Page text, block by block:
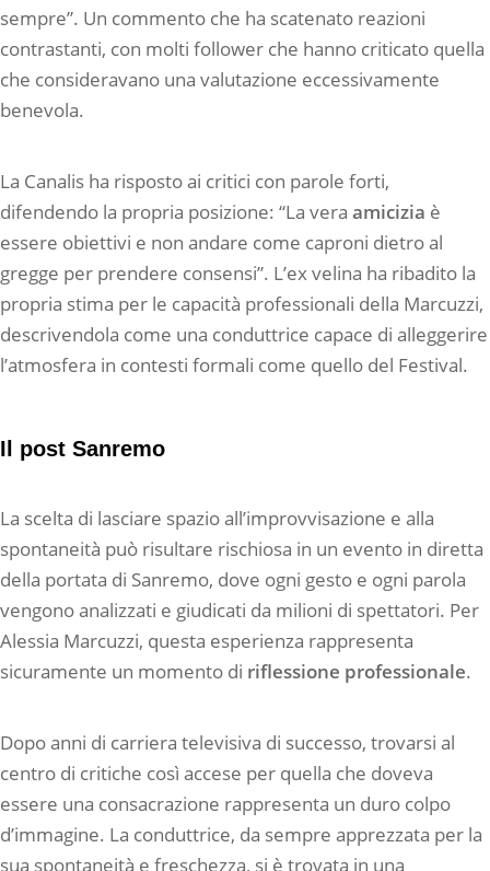
sempre”. Un commento che ha scatenato reazioni
contrastanti, con molti follower che hanno criticato quella
che consideravano una valutazione eccessivamente
benevola.
La Canalis ha risposto ai critici con parole forti,
difendendo la propria posizione: “La vera amicizia è
essere obiettivi e non andare come caproni dietro al
gregge per prendere consensi”. L’ex velina ha ribadito la
propria stima per le capacità professionali della Marcuzzi,
descrivendola come una conduttrice capace di alleggerire
l’atmosfera in contesti formali come quello del Festival.
Il post Sanremo
La scelta di lasciare spazio all’improvvisazione e alla
spontaneità può risultare rischiosa in un evento in diretta
della portata di Sanremo, dove ogni gesto e ogni parola
vengono analizzati e giudicati da milioni di spettatori. Per
Alessia Marcuzzi, questa esperienza rappresenta
sicuramente un momento di riflessione professionale.
Dopo anni di carriera televisiva di successo, trovarsi al
centro di critiche così accese per quella che doveva
essere una consacrazione rappresenta un duro colpo
d’immagine. La conduttrice, da sempre apprezzata per la
sua spontaneità e freschezza, si è trovata in una